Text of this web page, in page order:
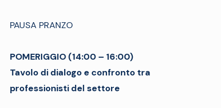
PAUSA PRANZO
POMERIGGIO (14:00 – 16:00)
Tavolo di dialogo e confronto tra
professionisti del settore